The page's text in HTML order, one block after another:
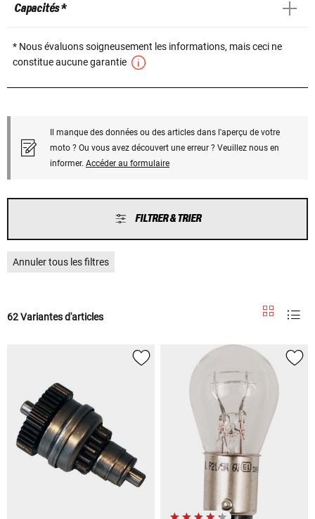
Capacités *
* Nous évaluons soigneusement les informations, mais ceci ne
constitue aucune garantie
Il manque des données ou des articles dans l'aperçu de votre
moto ? Ou vous avez découvert une erreur ? Veuillez nous en
informer. Accéder au formulaire
FILTRER & TRIER
Annuler tous les filtres
62 Variantes d'articles